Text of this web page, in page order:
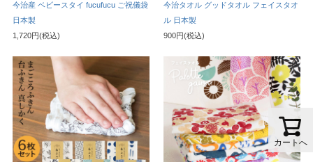
今治産 ベビースタイ fucufucu ご祝儀袋
日本製
1,720円(税込)
今治タオル グッドタオル フェイスタオ
ル 日本製
900円(税込)
カートへ